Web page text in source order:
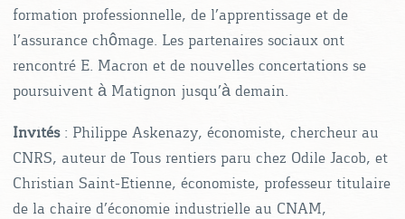
formation professionnelle, de l’apprentissage et de
l’assurance chômage. Les partenaires sociaux ont
rencontré E. Macron et de nouvelles concertations se
poursuivent à Matignon jusqu’à demain.
Invités: Philippe Askenazy, économiste, chercheur au
CNRS, auteur de Tous rentiers paru chez Odile Jacob, et
Christian Saint-Etienne, économiste, professeur titulaire
de la chaire d’économie industrielle au CNAM,